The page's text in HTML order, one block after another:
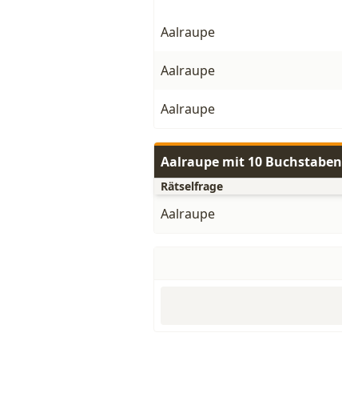
Aalraupe
Aalraupe
Aalraupe
Aalraupe mit 10 Buchstaben
Rätselfrage
Aalraupe